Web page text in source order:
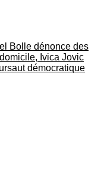
Bolle dénonce des
Ivica Jovic
démocratique